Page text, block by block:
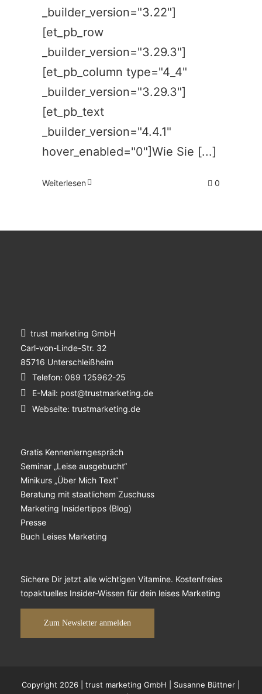
_builder_version="3.22"]
[et_pb_row
_builder_version="3.29.3"]
[et_pb_column type="4_4"
_builder_version="3.29.3"]
[et_pb_text
_builder_version="4.4.1"
hover_enabled="0"]Wie Sie [...]
Weiterlesen 0
trust marketing GmbH
Carl-von-Linde-Str. 32
85716 Unterschleißheim
Telefon: 089 125962-25
E-Mail: post@trustmarketing.de
Webseite: trustmarketing.de
Gratis Kennenlerngespräch
Seminar „Leise ausgebucht“
Minikurs „Über Mich Text“
Beratung mit staatlichem Zuschuss
Marketing Insidertipps (Blog)
Presse
Buch Leises Marketing
Sichere Dir jetzt alle wichtigen Vitamine. Kostenfreies
topaktuelles Insider-Wissen für dein leises Marketing
Zum Newsletter anmelden
Copyright 2026 | trust marketing GmbH | Susanne Büttner |